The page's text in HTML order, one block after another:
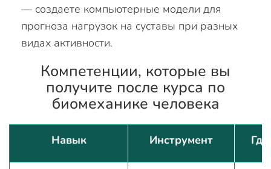
— создаете компьютерные модели для
прогноза нагрузок на суставы при разных
видах активности.
Компетенции, которые вы
получите после курса по
биомеханике человека
Навык Инструмент